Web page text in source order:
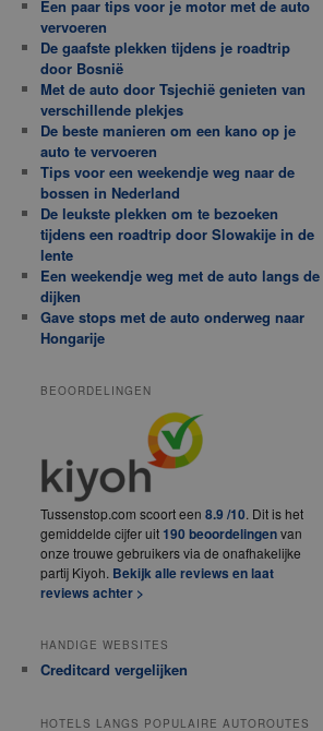
Een paar tips voor je motor met de auto
vervoeren
De gaafste plekken tijdens je roadtrip
door Bosnië
Met de auto door Tsjechië genieten van
verschillende plekjes
De beste manieren om een kano op je
auto te vervoeren
Tips voor een weekendje weg naar de
bossen in Nederland
De leukste plekken om te bezoeken
tijdens een roadtrip door Slowakije in de
lente
Een weekendje weg met de auto langs de
dijken
Gave stops met de auto onderweg naar
Hongarije
BEOORDELINGEN
Tussenstop.com scoort een 8.9 /10. Dit is het
gemiddelde cijfer uit190 beoordelingenvan
onze trouwe gebruikers via de onafhakelijke
partij Kiyoh. Bekijk alle reviews en laat
reviews achter >
HANDIGE WEBSITES
Creditcard vergelijken
HOTELS LANGS POPULAIRE AUTOROUTES